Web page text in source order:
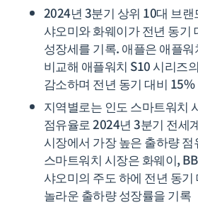
2024년 3분기 상위 10대 브
샤오미와 화웨이가 전년 동기
성장세를 기록. 애플은 애플
비교해 애플워치 S10 시리즈
감소하며 전년 동기 대비 15%
지역별로는 인도 스마트워치
점유율로 2024년 3분기 전세
시장에서 가장 높은 출하량
스마트워치 시장은 화웨이,
샤오미의 주도 하에 전년 동
놀라운 출하량 성장률을 기록